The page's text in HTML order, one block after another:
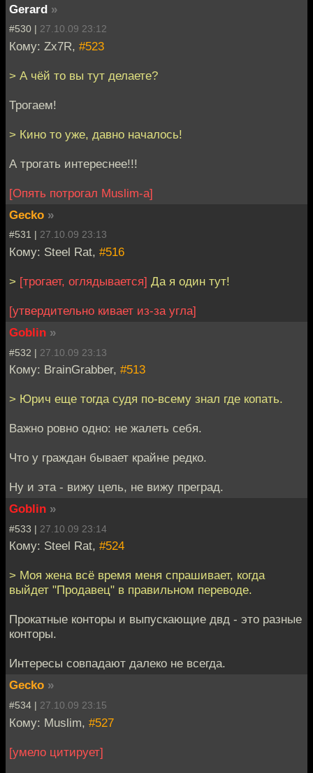
Gerard »
#530 | 27.10.09 23:12
Кому: Zx7R, #523
> А чёй то вы тут делаете?
Трогаем!
> Кино то уже, давно началось!
А трогать интереснее!!!
[Опять потрогал Muslim-а]
Gecko »
#531 | 27.10.09 23:13
Кому: Steel Rat, #516
> [трогает, оглядывается] Да я один тут!
[утвердительно кивает из-за угла]
Goblin »
#532 | 27.10.09 23:13
Кому: BrainGrabber, #513
> Юрич еще тогда судя по-всему знал где копать.
Важно ровно одно: не жалеть себя.
Что у граждан бывает крайне редко.
Ну и эта - вижу цель, не вижу преград.
Goblin »
#533 | 27.10.09 23:14
Кому: Steel Rat, #524
> Моя жена всё время меня спрашивает, когда
выйдет "Продавец" в правильном переводе.
Прокатные конторы и выпускающие двд - это разные
конторы.
Интересы совпадают далеко не всегда.
Gecko »
#534 | 27.10.09 23:15
Кому: Muslim, #527
[умело цитирует]